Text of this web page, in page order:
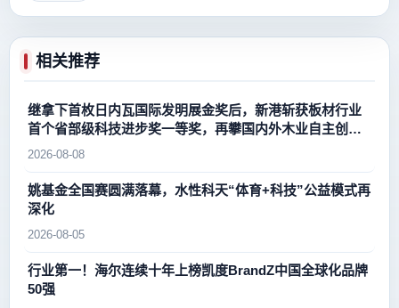
相关推荐
继拿下首枚日内瓦国际发明展金奖后，新港斩获板材行业
首个省部级科技进步奖一等奖，再攀国内外木业自主创新
新高峰
2026-08-08
姚基金全国赛圆满落幕，水性科天“体育+科技”公益模式再
深化
2026-08-05
行业第一！海尔连续十年上榜凯度BrandZ中国全球化品牌
50强